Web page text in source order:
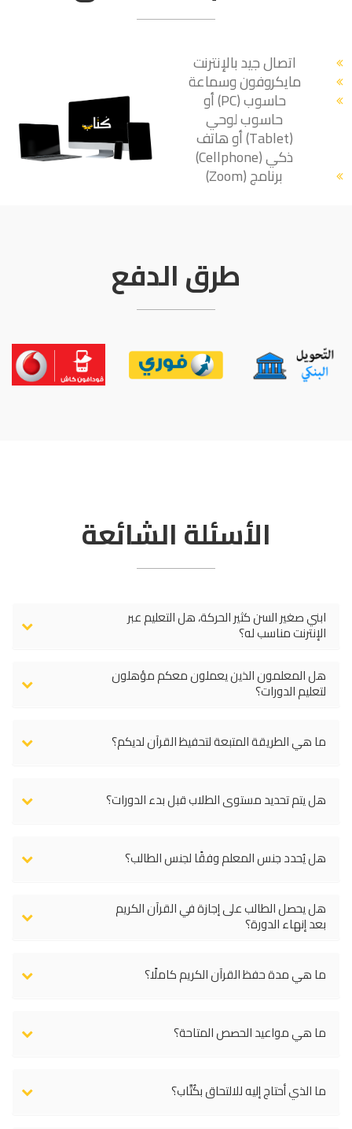
اتصال جيد بالإنترنت
مايكروفون وسماعة
حاسوب (PC) أو
حاسوب لوحي
(Tablet) أو هاتف
ذكي (Cellphone)
برنامج (Zoom)
طرق الدفع
الأسئلة الشائعة
ابني صغير السن كثير الحركة، هل التعليم عبر
الإنترنت مناسب له؟
هل المعلمون الذين يعملون معكم مؤهلون
لتعليم الدورات؟
ما هي الطريقة المتبعة لتحفيظ القرآن لديكم؟
هل يتم تحديد مستوى الطلاب قبل بدء الدورات؟
هل يُحدد جنس المعلم وفقًا لجنس الطالب؟
هل يحصل الطالب على إجازة في القرآن الكريم
بعد إنهاء الدورة؟
ما هي مدة حفظ القرآن الكريم كاملًا؟
ما هي مواعيد الحصص المتاحة؟
ما الذي أحتاج إليه للالتحاق بكُتَّاب؟